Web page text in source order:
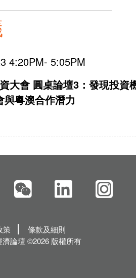
4:20PM- 5:05PM
大會 圓桌論壇3：發現投資
粵澳合作潛力
策
條款及細則
濟論壇 ©2026 版權所有